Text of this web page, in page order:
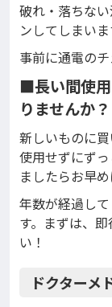
破れ・落ちな
ンしてしまいま
事前に通電のチ
■長い間使
りませんか？
新しいものに
使用せずにず
ましたらお早
年数が経過し
す。まずは、
い！
ドクターメ